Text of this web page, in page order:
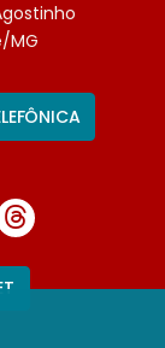
MG